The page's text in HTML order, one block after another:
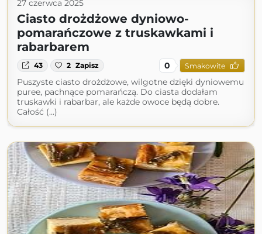
27 czerwca 2025
Ciasto drożdżowe dyniowo-
pomarańczowe z truskawkami i
rabarbarem
43 2 Zapisz 0 Smakowite
Puszyste ciasto drożdżowe, wilgotne dzięki dyniowemu
puree, pachnące pomarańczą. Do ciasta dodałam
truskawki i rabarbar, ale każde owoce będą dobre.
Całość (...)